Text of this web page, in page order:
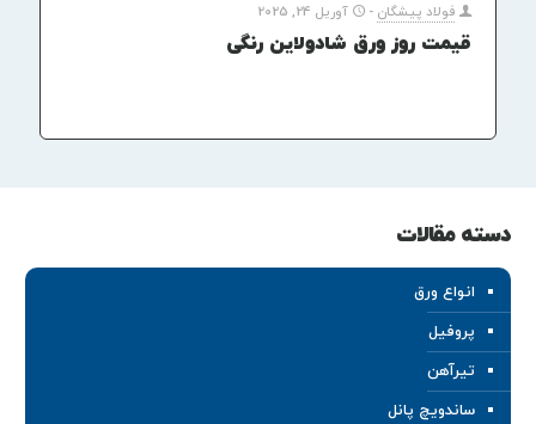
فولاد پیشگان - آوریل 24, 2025
قیمت روز ورق شادولاین رنگی
دسته مقالات
انواع ورق
پروفیل
تیرآهن
ساندویچ پانل